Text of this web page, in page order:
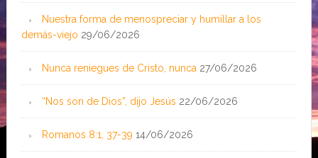
Nuestra forma de menospreciar y humillar a los
demás-viejo 29/06/2026
Nunca reniegues de Cristo, nunca 27/06/2026
“Nos son de Dios”, dijo Jesús 22/06/2026
Romanos 8:1, 37-39 14/06/2026